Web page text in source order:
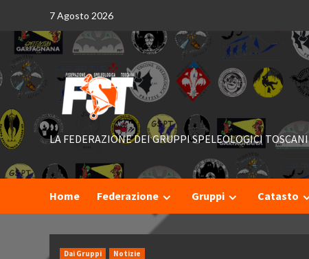
content
7 Agosto 2026
LA FEDERAZIONE DEI GRUPPI SPELEOLOGICI TOSCANI
Home Federazione Gruppi Catasto
Dai Gruppi Notizie